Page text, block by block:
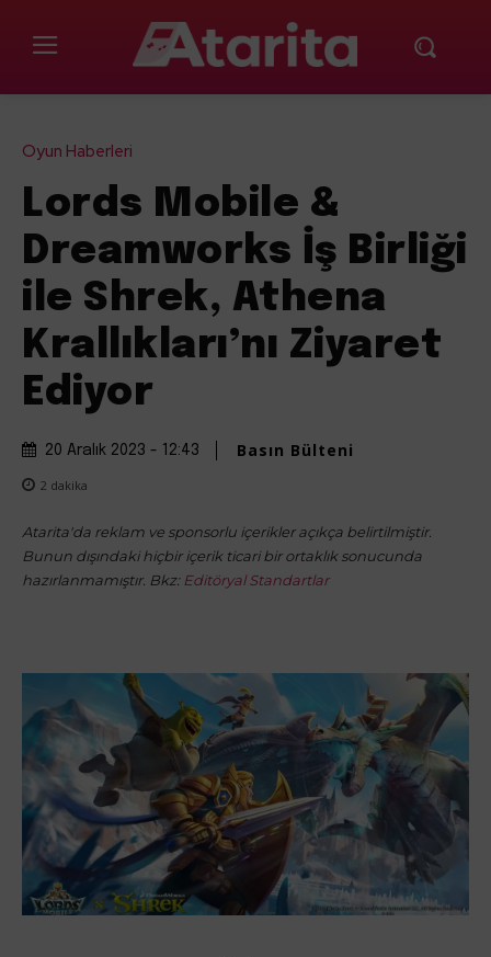
Oyun Haberleri
Lords Mobile &
Dreamworks İş Birliği
ile Shrek, Athena
Krallıkları’nı Ziyaret
Ediyor
20 Aralık 2023 - 12:43 Basın Bülteni
2 dakika
Atarita'da reklam ve sponsorlu içerikler açıkça belirtilmiştir.
Bunun dışındaki hiçbir içerik ticari bir ortaklık sonucunda
hazırlanmamıştır. Bkz: Editöryal Standartlar